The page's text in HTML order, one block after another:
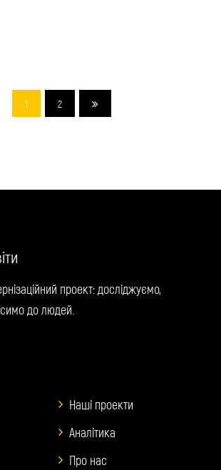
1 2
проект: досліджуємо,
до людей.
Наші проекти
Аналітика
Про нас